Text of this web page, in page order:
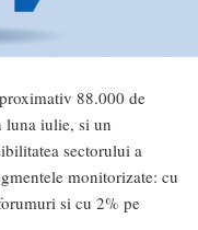
88.000 de
luna iulie, si un
sectorului a
monitorizate: cu
si cu 2% pe